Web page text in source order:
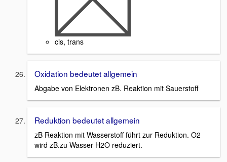
cis, trans
Oxidation bedeutet allgemein
Abgabe von Elektronen zB. Reaktion mit Sauerstoff
Reduktion bedeutet allgemein
zB Reaktion mit Wasserstoff führt zur Reduktion. O2
wird zB.zu Wasser H2O reduziert.